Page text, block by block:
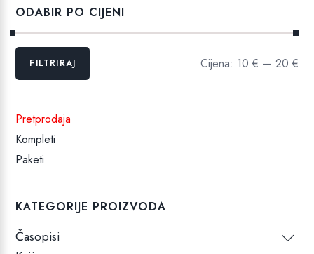
ODABIR PO CIJENI
Min
MaksFILTRIRAJ Cijena: 10 € — 20 €
Pretprodaja
Kompleti
Paketi
KATEGORIJE PROIZVODA
Časopisi